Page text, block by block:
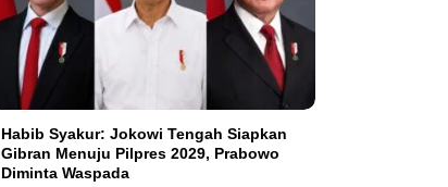
Habib Syakur: Jokowi Tengah Siapkan
Gibran Menuju Pilpres 2029, Prabowo
Diminta Waspada